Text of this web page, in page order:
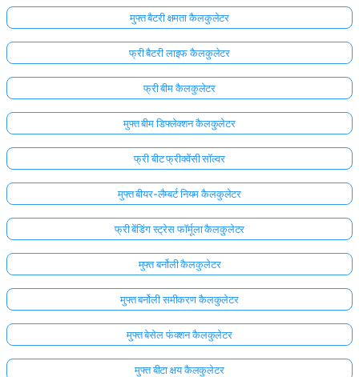
मुफ्त बैटरी क्षमता कैलकुलेटर
फ्री बैटरी लाइफ कैलकुलेटर
फ्री बीम कैलकुलेटर
मुफ्त बीम डिफ्लेक्शन कैलकुलेटर
फ्री बीट फ्रीक्वेंसी सॉल्वर
मुफ्त बीयर-लैम्बर्ट नियम कैलकुलेटर
फ्री बेंडिंग स्ट्रेस फॉर्मूला कैलकुलेटर
मुफ्त बर्नोली कैलकुलेटर
मुफ्त बर्नोली समीकरण कैलकुलेटर
मुफ्त बेसेल फंक्शन कैलकुलेटर
मुफ्त बीटा क्षय कैलकुलेटर